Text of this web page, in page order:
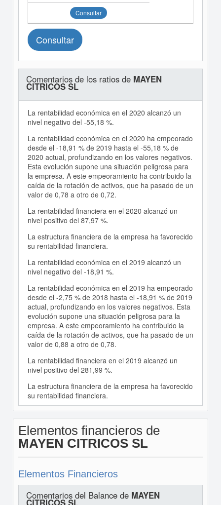
Consultar
Consultar
Comentarios de los ratios de MAYEN
CITRICOS SL
La rentabilidad económica en el 2020 alcanzó un
nivel negativo del -55,18 %.
La rentabilidad económica en el 2020 ha empeorado
desde el -18,91 % de 2019 hasta el -55,18 % de
2020 actual, profundizando en los valores negativos.
Esta evolución supone una situación peligrosa para
la empresa. A este empeoramiento ha contribuido la
caída de la rotación de activos, que ha pasado de un
valor de 0,78 a otro de 0,72.
La rentabilidad financiera en el 2020 alcanzó un
nivel positivo del 87,97 %.
La estructura financiera de la empresa ha favorecido
su rentabilidad financiera.
La rentabilidad económica en el 2019 alcanzó un
nivel negativo del -18,91 %.
La rentabilidad económica en el 2019 ha empeorado
desde el -2,75 % de 2018 hasta el -18,91 % de 2019
actual, profundizando en los valores negativos. Esta
evolución supone una situación peligrosa para la
empresa. A este empeoramiento ha contribuido la
caída de la rotación de activos, que ha pasado de un
valor de 0,88 a otro de 0,78.
La rentabilidad financiera en el 2019 alcanzó un
nivel positivo del 281,99 %.
La estructura financiera de la empresa ha favorecido
su rentabilidad financiera.
Elementos financieros de
MAYEN CITRICOS SL
Elementos Financieros
Comentarios del Balance de MAYEN
CITRICOS SL